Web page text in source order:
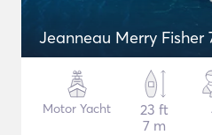
Jeanneau Merry Fisher
Motor Yacht
23 ft
7 m